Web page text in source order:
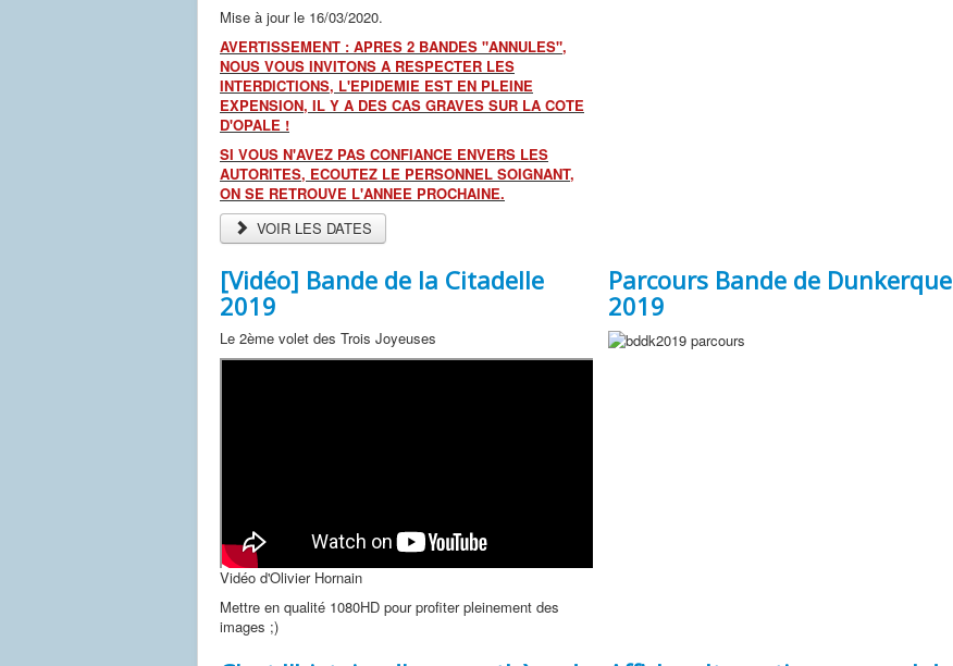
Mise à jour le 16/03/2020.
AVERTISSEMENT : APRES 2 BANDES "ANNULES",
NOUS VOUS INVITONS A RESPECTER LES
INTERDICTIONS, L'EPIDEMIE EST EN PLEINE
EXPENSION, IL Y A DES CAS GRAVES SUR LA COTE
D'OPALE !
SI VOUS N'AVEZ PAS CONFIANCE ENVERS LES
AUTORITES, ECOUTEZ LE PERSONNEL SOIGNANT,
ON SE RETROUVE L'ANNEE PROCHAINE.
VOIR LES DATES
[Vidéo] Bande de la Citadelle
2019
Le 2ème volet des Trois Joyeuses
Vidéo d'Olivier Hornain
Mettre en qualité 1080HD pour profiter pleinement des
images ;)
Parcours Bande de Dunkerque
2019